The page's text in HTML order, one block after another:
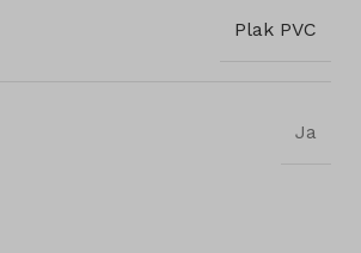
Plak PVC
Ja